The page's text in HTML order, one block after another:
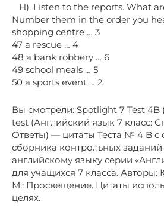
H). Listen to the reports. What
Number them in the order you
shopping centre … 3
47 a rescue … 4
48 a bank robbery … 6
49 school meals … 5
50 a sports event … 2
Вы смотрели: Spotlight 7 Test 4B
test (Английский язык 7 класс:
Ответы) — цитаты Теста № 4 B с
сборника контрольных
английскому языку серии
для учащихся 7 класса.
М.: Просвещение. Цитаты
целях.